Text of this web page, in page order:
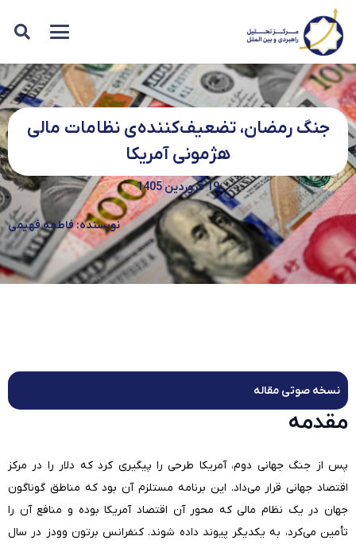
جنگ رمضان، تضعیف‌کننده‌ی نظامات مالی
هژمونی آمریکا
19 فروردین 1405
نویسنده: فاطمه فهیمی
نسخه صوتی مقاله
مقدمه
پس از جنگ جهانی دوم، آمریکا طرحی را پیگیری کرد که دلار را در مرکز
اقتصاد جهانی قرار می‌داد. این برنامه مستلزم آن بود که مناطق گوناگون
جهان در یک نظام مالی که محور آن اقتصاد آمریکا بوده و منافع آن را
تأمین می‌کرد، به یکدیگر پیوند داده شوند. کنفرانس برتون وودز در سال